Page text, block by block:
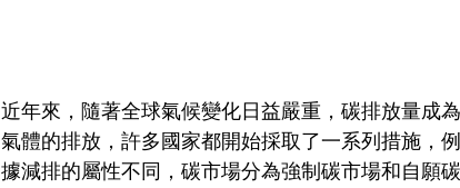
近年來，隨著全球氣候變化日益嚴重，碳排放量成
氣體的排放，許多國家都開始採取了一系列措施，
據減排的屬性不同，碳市場分為強制碳市場和自願